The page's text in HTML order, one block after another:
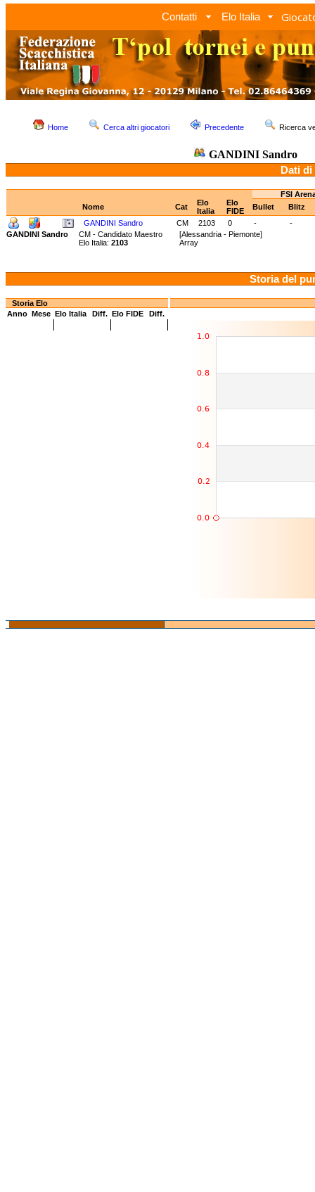
Contatti Elo Italia
Home Cerca altri giocatori Precedente Ricerca
GANDINI Sandro
Dati di
FSI
Nome
Cat
Elo
Italia
Elo
FIDE
Bullet
Blitz
GANDINI Sandro
CM 2103 0 -
-
GANDINI Sandro
CM - Candidato Maestro [Alessandria - Piemonte]
Elo Italia: 2103 Array
Storia del
Storia Elo
Anno Mese Elo Italia Diff. Elo FIDE Diff.